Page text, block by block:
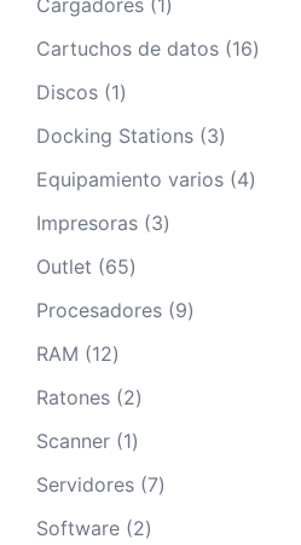
Cargadores 1
producto
Cartuchos de datos 1616
Discos 11
producto
Docking Stations 33
productos
Equipamiento varios 44
Impresoras 33
Outlet 6565
productos
Procesadores 99
RAM 1212
productos
Ratones 22
productos
Scanner 11
producto
Servidores 77
Software 22